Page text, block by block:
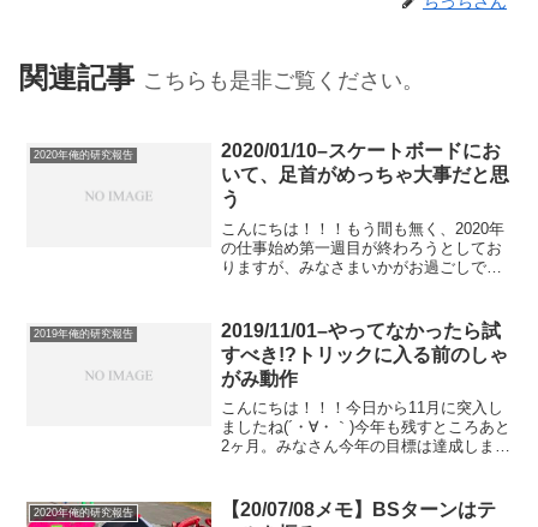
関連記事 こちらも是非ご覧ください。
2020年俺的研究報告
2020/01/10–スケートボードにお
いて、足首がめっちゃ大事だと思
う
こんにちは！！！もう間も無く、2020年
の仕事始め第一週目が終わろうとしてお
りますが、みなさまいかがお過ごしでし
が、生憎の早朝バイトで滑れず残念な気
分です(´・∀・｀)さ...
2019年俺的研究報告
2019/11/01–やってなかったら試
すべき!?トリックに入る前のしゃ
がみ動作
こんにちは！！！今日から11月に突入し
ましたね(´・∀・｀)今年も残すところあと
2ヶ月。みなさん今年の目標は達成しまし
標にしてるんですけど、全然達成できま
せん、何年も(...
2020年俺的研究報告
【20/07/08メモ】BSターンはテ